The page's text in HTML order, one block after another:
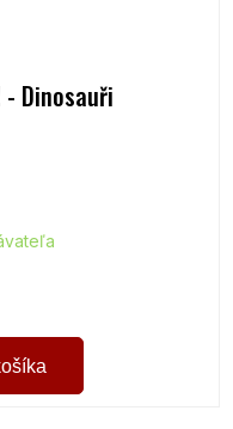
- Dinosauři